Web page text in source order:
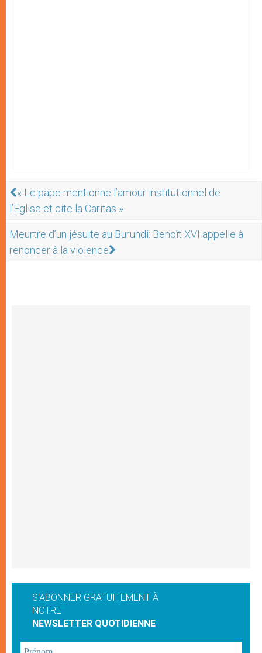
« Le pape mentionne l’amour institutionnel de
l’Eglise et cite la Caritas »
Meurtre d’un jésuite au Burundi: Benoît XVI appelle à
renoncer à la violence
S'ABONNER GRATUITEMENT À
NOTRE
NEWSLETTER QUOTIDIENNE